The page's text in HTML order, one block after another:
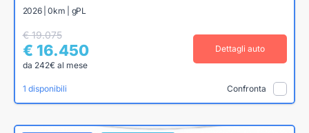
2026 | 0km | gPL
€ 19.075
€ 16.450
da 242€ al mese
Dettagli auto
1 disponibili Confronta